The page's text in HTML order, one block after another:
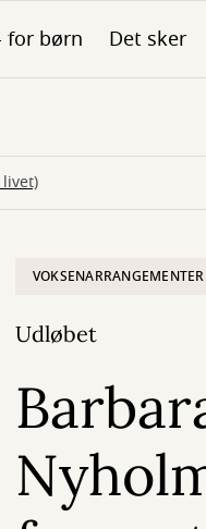
for børn Det sker
VOKSENARRANGEMENTER
Udløbet